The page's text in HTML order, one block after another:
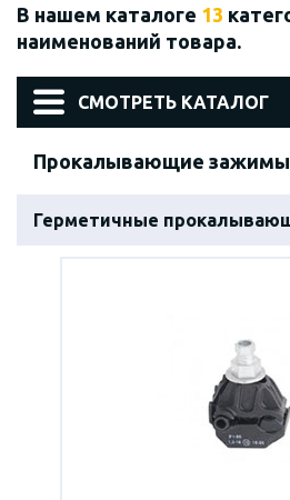
В нашем каталоге 13
наименований товара.
СМОТРЕТЬ КАТАЛОГ
Прокалывающие зажимы
Герметичные